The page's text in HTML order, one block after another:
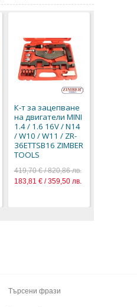
К-т за зацепване
на двигатели MINI
1.4 / 1.6 16V / N14
/ W10 / W11 / ZR-
36ETTSB16 ZIMBER
TOOLS
419,70 € / 820,86 лв.
183,81 € / 359,50 лв.
Търсени фрази